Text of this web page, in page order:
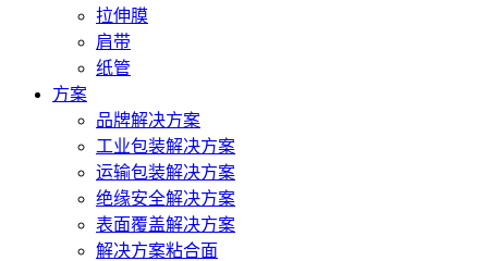
拉伸膜
肩带
纸管
方案
品牌解决方案
工业包装解决方案
运输包装解决方案
绝缘安全解决方案
表面覆盖解决方案
解决方案粘合面